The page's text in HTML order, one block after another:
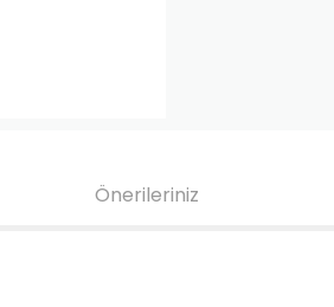
Önerileriniz